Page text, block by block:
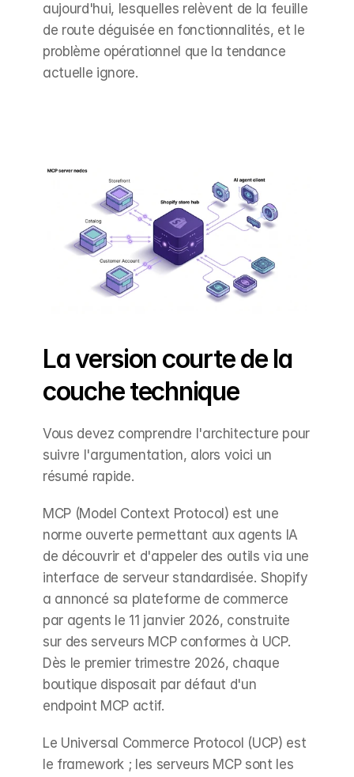
aujourd'hui, lesquelles relèvent de la feuille
de route déguisée en fonctionnalités, et le
problème opérationnel que la tendance
actuelle ignore.
La version courte de la
couche technique
Vous devez comprendre l'architecture pour
suivre l'argumentation, alors voici un
résumé rapide.
MCP (Model Context Protocol) est une
norme ouverte permettant aux agents IA
de découvrir et d'appeler des outils via une
interface de serveur standardisée. Shopify
a annoncé sa plateforme de commerce
par agents le 11 janvier 2026, construite
sur des serveurs MCP conformes à UCP.
Dès le premier trimestre 2026, chaque
boutique disposait par défaut d'un
endpoint MCP actif.
Le Universal Commerce Protocol (UCP) est
le framework ; les serveurs MCP sont les